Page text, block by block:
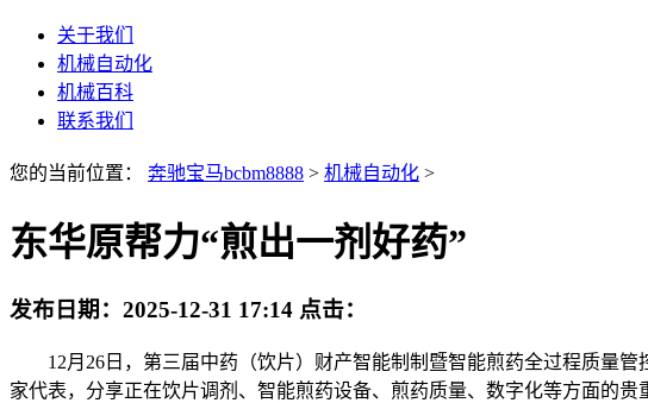
关于我们
机械自动化
机械百科
联系我们
您的当前位置： 奔驰宝马bcbm8888 > 机械自动化 >
东华原帮力“煎出一剂好药”
发布日期： 2025-12-31 17:14 点击：
12月26日，第三届中药（饮片）财产智能制制暨智能煎药全过程质量管
家代表，分享正在饮片调剂、智能煎药设备、煎药质量、数字化等方面的